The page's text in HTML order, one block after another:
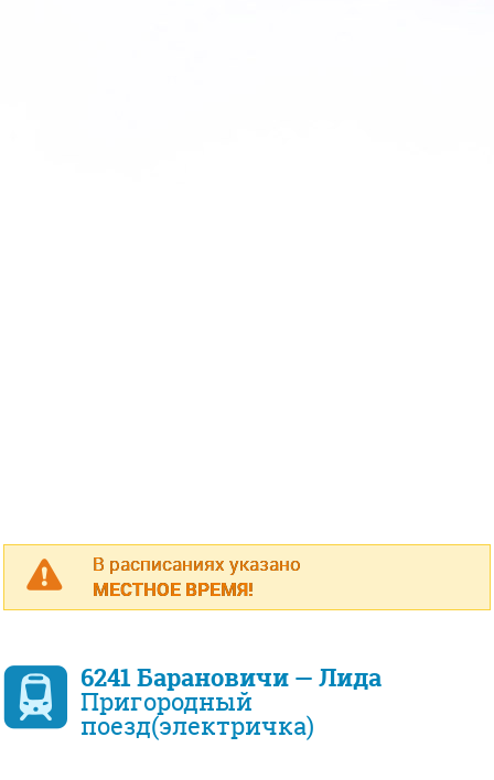
В расписаниях указано
МЕСТНОЕ ВРЕМЯ!
6241 Барановичи — Лида
Пригородный
поезд(электричка)